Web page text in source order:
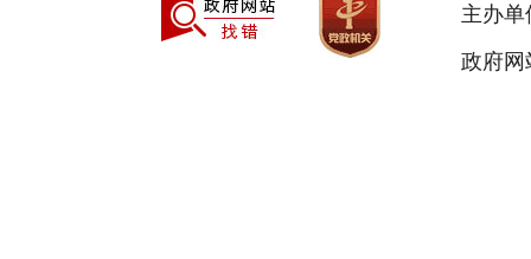
主办
政府网